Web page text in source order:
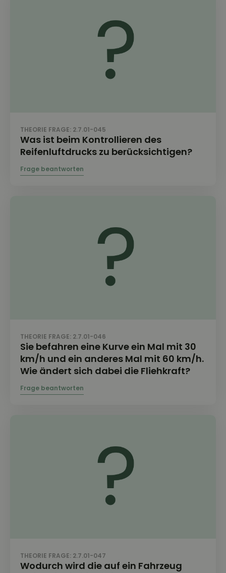
THEORIE FRAGE: 2.7.01-045
Was ist beim Kontrollieren des
Reifenluftdrucks zu berücksichtigen?
THEORIE FRAGE: 2.7.01-046
Sie befahren eine Kurve ein Mal mit 30
km/h und ein anderes Mal mit 60 km/h.
Wie ändert sich dabei die Fliehkraft?
THEORIE FRAGE: 2.7.01-047
Wodurch wird die auf ein Fahrzeug